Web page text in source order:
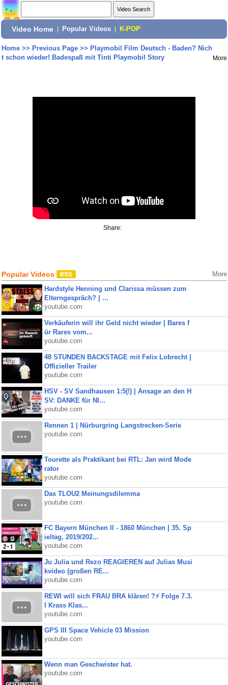
Video Home Popular Videos K-POP
Home>> Previous Page>> Playmobil Film Deutsch - Baden? Nich
t schon wieder! Badespaß mit Tinti Playmobil Story
More
Share:
Popular Videos More
Hardstyle Henning und Clarissa müssen zum
Elterngespräch? | ...
youtube.com
Verkäuferin will ihr Geld nicht wieder | Bares f
ür Rares vom...
youtube.com
48 STUNDEN BACKSTAGE mit Felix Lobrecht |
Offizieller Trailer
youtube.com
HSV - SV Sandhausen 1:5(!) | Ansage an den H
SV: DANKE für NI...
youtube.com
Rennen 1 | Nürburgring Langstrecken-Serie
youtube.com
Tourette als Praktikant bei RTL: Jan wird Mode
rator
youtube.com
Das TLOU2 Meinungsdilemma
youtube.com
FC Bayern München II - 1860 München | 35. Sp
ieltag, 2019/202...
youtube.com
Ju Julia und Rezo REAGIEREN auf Julias Musi
kvideo (großen RE...
youtube.com
REWI will sich FRAU BRA klären! ?⚡️ Folge 7.3.
I Krass Klas...
youtube.com
GPS III Space Vehicle 03 Mission
youtube.com
Wenn man Geschwister hat.
youtube.com